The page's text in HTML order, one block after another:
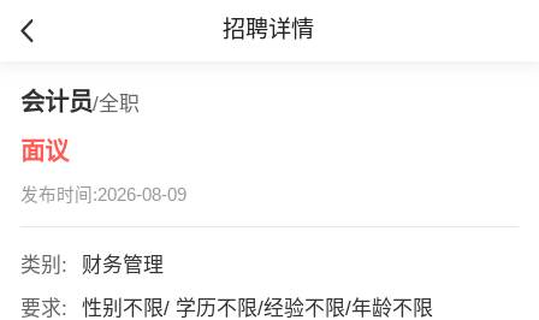
招聘详情
会计员/全职
面议
发布时间:2026-08-09
类别:
财务管理
要求:
性别不限/ 学历不限/经验不限/年龄不限